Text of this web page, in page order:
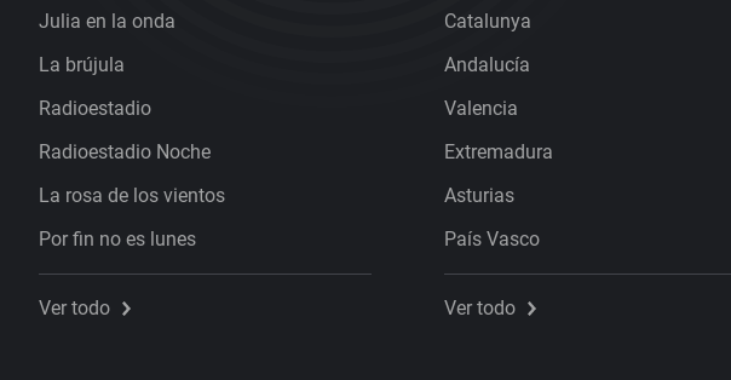
Julia en la onda
La brújula
Radioestadio
Radioestadio Noche
La rosa de los vientos
Por fin no es lunes
Ver todo
Catalunya
Andalucía
Valencia
Extremadura
Asturias
País Vasco
Ver todo